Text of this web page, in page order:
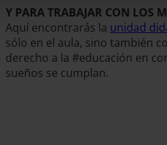
Y PARA TRABAJAR CON LOS
Aquí encontrarás la unidad
sólo en el aula, sino también
derecho a la #educación en
sueños se cumplan.